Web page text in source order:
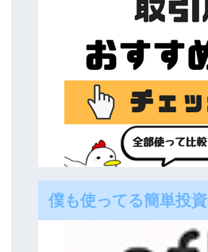
僕も使ってる簡単投資